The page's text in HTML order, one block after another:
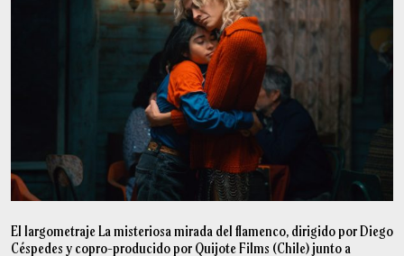
El largometraje La misteriosa mirada del flamenco, dirigido por Diego
Céspedes y copro-producido por Quijote Films (Chile) junto a